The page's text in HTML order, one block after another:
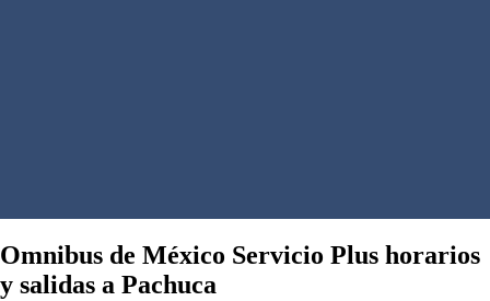
Omnibus de México Servicio Plus horarios
y salidas a Pachuca